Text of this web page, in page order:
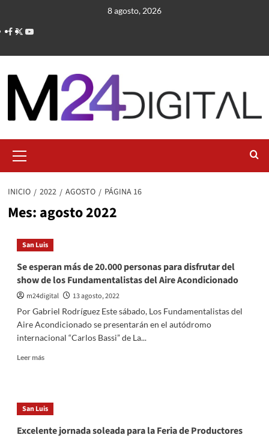
contenido
8 agosto, 2026
primario
INICIO 2022 AGOSTO PÁGINA 16
Mes: agosto 2022
San Luis
Se esperan más de 20.000 personas para disfrutar del
show de los Fundamentalistas del Aire Acondicionado
m24digital
13 agosto, 2022
Por Gabriel Rodríguez Este sábado, Los Fundamentalistas del
Aire Acondicionado se presentarán en el autódromo
internacional “Carlos Bassi” de La...
Leer másLeer
esperan
más
20.000
San Luis
Excelente jornada soleada para la Feria de Productores